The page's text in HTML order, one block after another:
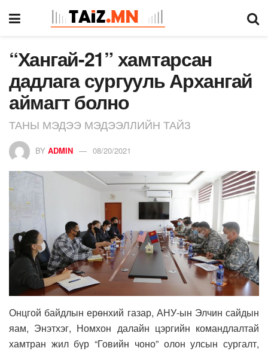
“Хангай-21” хамтарсан
дадлага сургууль Архангай
аймагт болно
ТАНЫ МЭДЭЭ МЭДЭЭЛЛИЙН ТАЙЗ
BY ADMIN 08/20/2021
Онцгой байдлын ерөнхий газар, АНУ-ын Элчин сайдын
яам, Энэтхэг, Номхон далайн цэргийн командлалтай
хамтран жил бүр “Говийн чоно” олон улсын сургалт,